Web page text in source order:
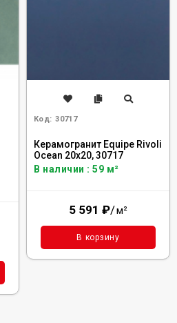
Код: 30717
Керамогранит Equipe Rivoli
Ocean 20x20, 30717
В наличии : 59 м²
5 591 ₽/м²
В корзину